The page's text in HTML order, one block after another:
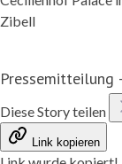
Zibell
Pressemitteilung
Diese Story teilen
Link kopieren